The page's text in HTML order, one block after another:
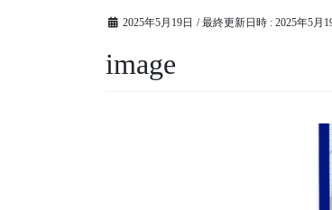
2025年5月19日 / 最終更新日時 : 2025年5月
image